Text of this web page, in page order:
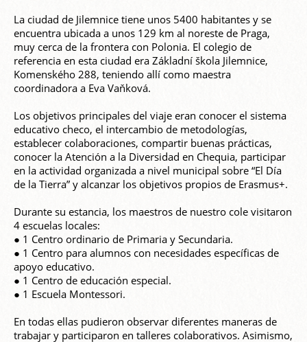
La ciudad de Jilemnice tiene unos 5400 habitantes y se
encuentra ubicada a unos 129 km al noreste de Praga,
muy cerca de la frontera con Polonia. El colegio de
referencia en esta ciudad era Základní škola Jilemnice,
Komenského 288, teniendo allí como maestra
coordinadora a Eva Vaňková.
Los objetivos principales del viaje eran conocer el sistema
educativo checo, el intercambio de metodologías,
establecer colaboraciones, compartir buenas prácticas,
conocer la Atención a la Diversidad en Chequia, participar
en la actividad organizada a nivel municipal sobre “El Día
de la Tierra” y alcanzar los objetivos propios de Erasmus+.
Durante su estancia, los maestros de nuestro cole visitaron
4 escuelas locales:
● 1 Centro ordinario de Primaria y Secundaria.
● 1 Centro para alumnos con necesidades específicas de
apoyo educativo.
● 1 Centro de educación especial.
● 1 Escuela Montessori.
En todas ellas pudieron observar diferentes maneras de
trabajar y participaron en talleres colaborativos. Asimismo,